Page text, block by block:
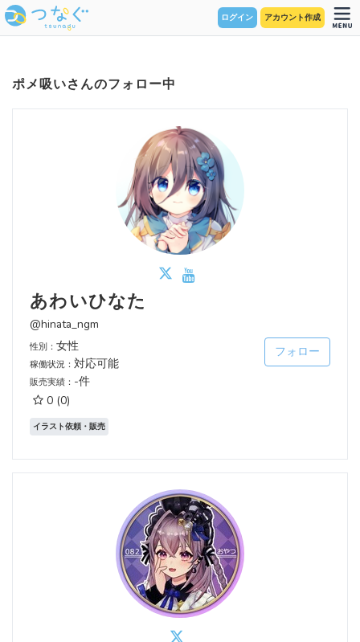
ログイン アカウント作成
ポメ吸いさんのフォロー中
あわいひなた
@hinata_ngm
性別： 女性
稼働状況： 対応可能
販売実績： -件
0 (0)
フォロー
イラスト依頼・販売